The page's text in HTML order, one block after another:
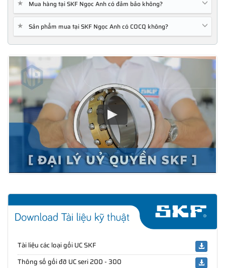
★ Mua hàng tại SKF Ngọc Anh có đảm bảo không?
★ Sản phẩm mua tại SKF Ngọc Anh có COCQ không?
Tài liệu các loại gối UC SKF
Thông số gối đỡ UC seri 200 - 300